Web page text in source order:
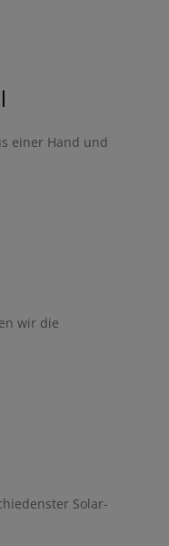
einer Hand und
wir die
Solar-